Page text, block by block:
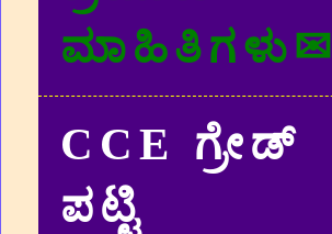
ಮಾಹಿತಿಗಳು✉
CCE ಗ್ರೇಡ್‌
ಪಟ್ಟಿ